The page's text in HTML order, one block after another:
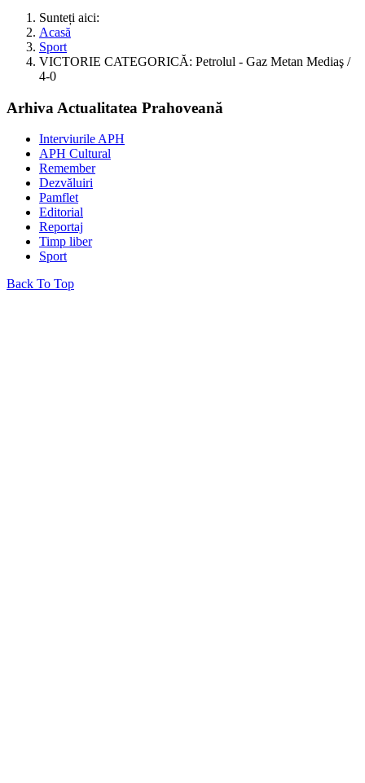
Sunteți aici:
Acasă
Sport
VICTORIE CATEGORICĂ: Petrolul - Gaz Metan Mediaş /
4-0
Arhiva Actualitatea Prahoveană
Interviurile APH
APH Cultural
Remember
Dezvăluiri
Pamflet
Editorial
Reportaj
Timp liber
Sport
Back To Top